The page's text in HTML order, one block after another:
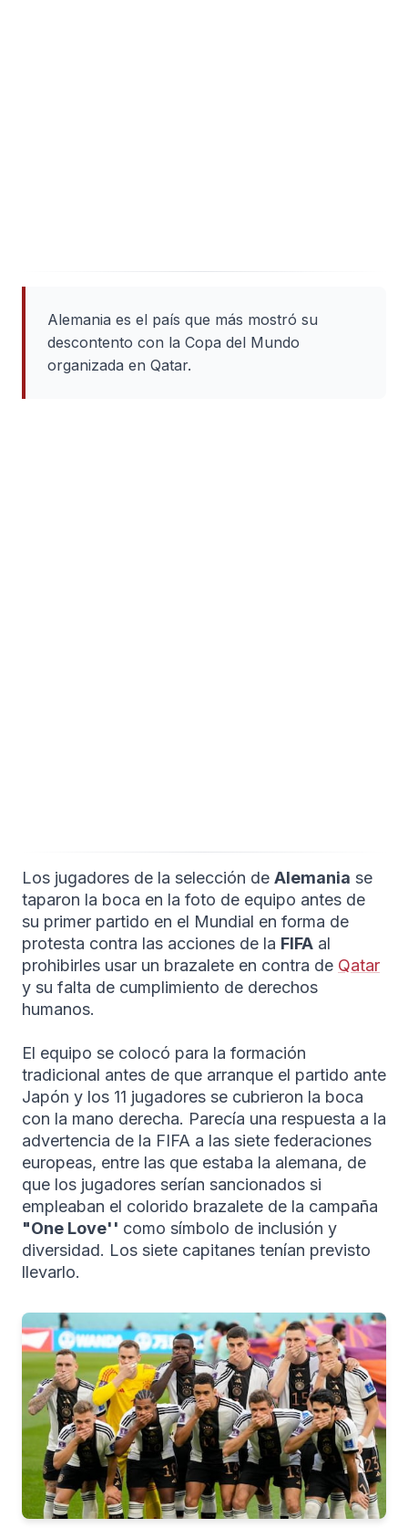
Alemania es el país que más mostró su
descontento con la Copa del Mundo
organizada en Qatar.
Los jugadores de la selección de Alemania se
taparon la boca en la foto de equipo antes de
su primer partido en el Mundial en forma de
protesta contra las acciones de la FIFA al
prohibirles usar un brazalete en contra de Qatar
y su falta de cumplimiento de derechos
humanos.
El equipo se colocó para la formación
tradicional antes de que arranque el partido ante
Japón y los 11 jugadores se cubrieron la boca
con la mano derecha. Parecía una respuesta a la
advertencia de la FIFA a las siete federaciones
europeas, entre las que estaba la alemana, de
que los jugadores serían sancionados si
empleaban el colorido brazalete de la campaña
"One Love'' como símbolo de inclusión y
diversidad. Los siete capitanes tenían previsto
llevarlo.